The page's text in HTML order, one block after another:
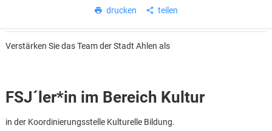
drucken teilen
Verstärken Sie das Team der Stadt Ahlen als
FSJ´ler*in im Bereich Kultur
in der Koordinierungsstelle Kulturelle Bildung.